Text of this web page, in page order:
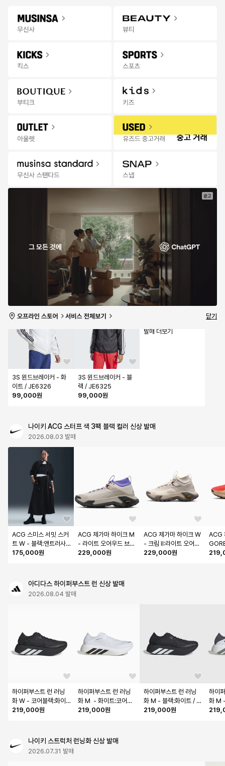
스포츠/레저 상품을 검색해 보세요.
추천 랭킹 세일 발매
아디다스 하이퍼부스트 런 신상 발매
2026.08.04 발매
아디다스 윈드브레이커 재발매
2026.08.01 발매
3S 윈드브레이커 - 화
이트 / JE6326
99,000원
3S 윈드브레이커 - 블
랙 / JE6325
99,000원
발매 더보기
나이키 ACG 스터프 색 3팩 블랙 컬러 신상 발매
2026.08.03 발매
ACG 스미스 서밋 스커
트 W - 블랙:앤트러사이
트:서밋 화이트 / IB44
175,000원
ACG 제가마 하이크 M
- 라이트 오어우드 브라
운:페르시안 바이올렛:
229,000원
ACG 제가마 하이크 W
- 크림 II:라이트 오어우
드 브라운:케이브 스톤:
229,000원
ACG
트 크
아디다스 하이퍼부스트 런 신상 발매
2026.08.04 발매
하이퍼부스트 런 러닝
화 W - 코어블랙:화이
트 / KK2020
219,000원
하이퍼부스트 런 러닝
화 M  - 화이트:코어블
랙 / IH9467
219,000원
하이퍼부스트 런 러닝
화 M - 블랙:화이트 / K
K2010
219,000원
하이
화 M
닉스
나이키 스트럭처 런닝화 신상 발매
2026.07.31 발매
Menu
광고
닫기
무신사 앱 설치하고 다양한 혜택과 코디 팁을 받아보세요!